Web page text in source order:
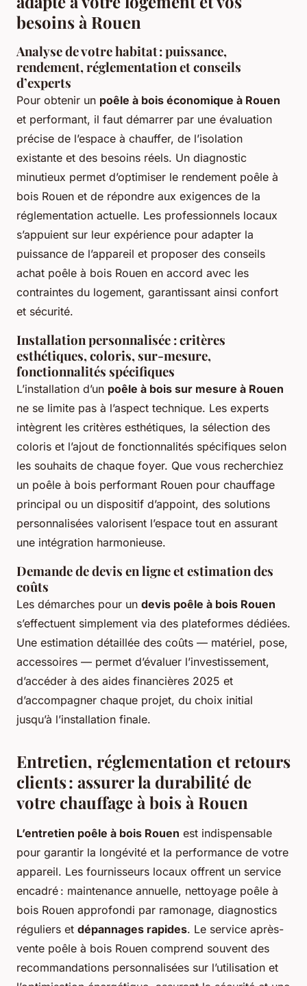
besoins à Rouen
Analyse de votre habitat : puissance,
rendement, réglementation et conseils
d’experts
Pour obtenir un poêle à bois économique à Rouen
et performant, il faut démarrer par une évaluation
précise de l’espace à chauffer, de l’isolation
existante et des besoins réels. Un diagnostic
minutieux permet d’optimiser le rendement poêle à
bois Rouen et de répondre aux exigences de la
réglementation actuelle. Les professionnels locaux
s’appuient sur leur expérience pour adapter la
puissance de l’appareil et proposer des conseils
achat poêle à bois Rouen en accord avec les
contraintes du logement, garantissant ainsi confort
et sécurité.
Installation personnalisée : critères
esthétiques, coloris, sur-mesure,
fonctionnalités spécifiques
L’installation d’un poêle à bois sur mesure à Rouen
ne se limite pas à l’aspect technique. Les experts
intègrent les critères esthétiques, la sélection des
coloris et l’ajout de fonctionnalités spécifiques selon
les souhaits de chaque foyer. Que vous recherchiez
un poêle à bois performant Rouen pour chauffage
principal ou un dispositif d’appoint, des solutions
personnalisées valorisent l’espace tout en assurant
une intégration harmonieuse.
Demande de devis en ligne et estimation des
coûts
Les démarches pour un devis poêle à bois Rouen
s’effectuent simplement via des plateformes dédiées.
Une estimation détaillée des coûts — matériel, pose,
accessoires — permet d’évaluer l’investissement,
d’accéder à des aides financières 2025 et
d’accompagner chaque projet, du choix initial
jusqu’à l’installation finale.
Entretien, réglementation et retours
clients : assurer la durabilité de
votre chauffage à bois à Rouen
L’entretien poêle à bois Rouen est indispensable
pour garantir la longévité et la performance de votre
appareil. Les fournisseurs locaux offrent un service
encadré : maintenance annuelle, nettoyage poêle à
bois Rouen approfondi par ramonage, diagnostics
réguliers et dépannages rapides. Le service après-
vente poêle à bois Rouen comprend souvent des
recommandations personnalisées sur l’utilisation et